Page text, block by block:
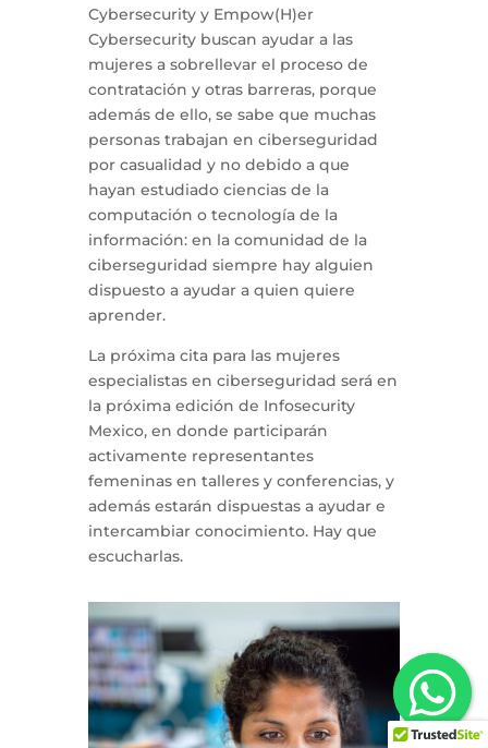
Cybersecurity y Empow(H)er
Cybersecurity buscan ayudar a las
mujeres a sobrellevar el proceso de
contratación y otras barreras, porque
además de ello, se sabe que muchas
personas trabajan en ciberseguridad
por casualidad y no debido a que
hayan estudiado ciencias de la
computación o tecnología de la
información: en la comunidad de la
ciberseguridad siempre hay alguien
dispuesto a ayudar a quien quiere
aprender.
La próxima cita para las mujeres
especialistas en ciberseguridad será en
la próxima edición de Infosecurity
Mexico, en donde participarán
activamente representantes
femeninas en talleres y conferencias, y
además estarán dispuestas a ayudar e
intercambiar conocimiento. Hay que
escucharlas.